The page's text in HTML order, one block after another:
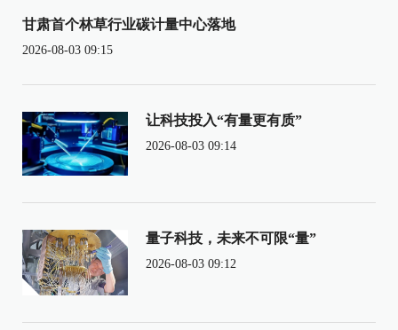
甘肃首个林草行业碳计量中心落地
2026-08-03 09:15
让科技投入“有量更有质”
2026-08-03 09:14
量子科技，未来不可限“量”
2026-08-03 09:12